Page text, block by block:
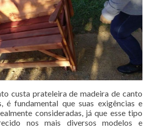
custa prateleira de madeira de canto
é fundamental que suas exigências e
consideradas, já que esse tipo
nos mais diversos modelos e